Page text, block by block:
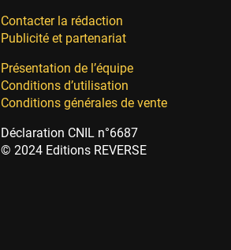
Contacter la rédaction
Publicité et partenariat
Présentation de l’équipe
Conditions d’utilisation
Conditions générales de vente
Déclaration CNIL n°6687
© 2024 Editions REVERSE